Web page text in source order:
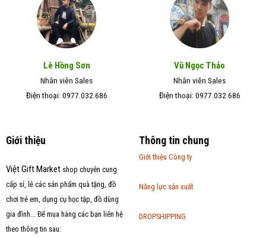
Lê Hồng Sơn
Nhân viên Sales
Điện thoại: 0977.032.686
Vũ Ngọc Thảo
Nhân viên Sales
Điện thoại: 0977.032.686
Giới thiệu
Việt Gift Marketshop chuyên cung
cấp sỉ, lẻ các sản phẩm quà tặng, đồ
chơi trẻ em, dụng cụ học tập, đồ dùng
gia đình... Để mua hàng các bạn liên hệ
theo thông tin sau:
Thông tin chung
Giới thiệu Công ty
Năng lực sản xuất
DROPSHIPPING